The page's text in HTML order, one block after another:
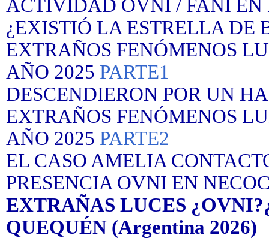
ACTIVIDAD OVNI / FANI EN
¿EXISTIÓ LA ESTRELLA DE
EXTRAÑOS FENÓMENOS
AÑO 2025 PARTE1
DESCENDIERON POR UN
EXTRAÑOS FENÓMENOS
AÑO 2025 PARTE2
EL CASO AMELIA
PRESENCIA OVNI EN
EXTRAÑAS LUCES
QUEQUÉN (Argentina 2026)